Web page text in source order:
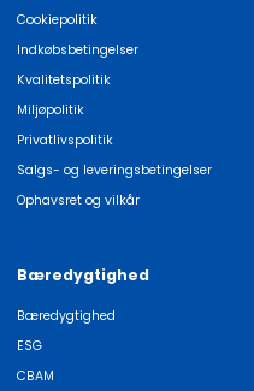
Cookiepolitik
Indkøbsbetingelser
Kvalitetspolitik
Miljøpolitik
Privatlivspolitik
Salgs- og leveringsbetingelser
Ophavsret og vilkår
Bæredygtighed
Bæredygtighed
ESG
CBAM